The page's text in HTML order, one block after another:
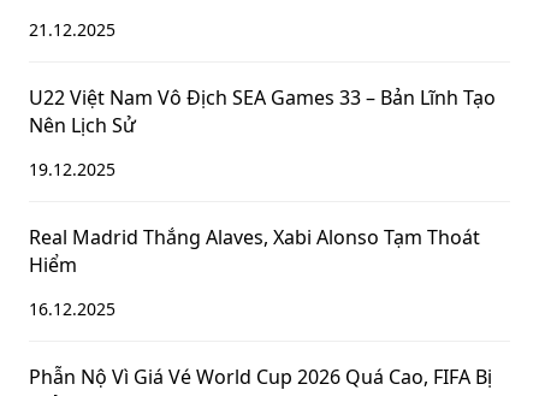
21.12.2025
U22 Việt Nam Vô Địch SEA Games 33 – Bản Lĩnh Tạo
Nên Lịch Sử
19.12.2025
Real Madrid Thắng Alaves, Xabi Alonso Tạm Thoát
Hiểm
16.12.2025
Phẫn Nộ Vì Giá Vé World Cup 2026 Quá Cao, FIFA Bị